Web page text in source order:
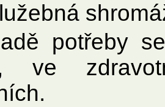
potřeby
ve